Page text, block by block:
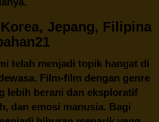
Jepang, Filipina
telah menjadi topik hangat di
Film-film dengan genre
lebih berani dan eksploratif
dan emosi manusia. Bagi